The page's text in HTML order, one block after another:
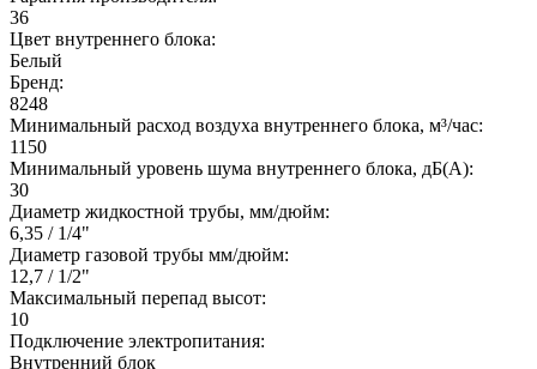
36
Цвет внутреннего блока:
Белый
Бренд:
8248
Минимальный расход воздуха внутреннего блока, м³/час:
1150
Минимальный уровень шума внутреннего блока, дБ(А):
30
Диаметр жидкостной трубы, мм/дюйм:
6,35 / 1/4"
Диаметр газовой трубы мм/дюйм:
12,7 / 1/2"
Максимальный перепад высот:
10
Подключение электропитания:
Внутренний блок